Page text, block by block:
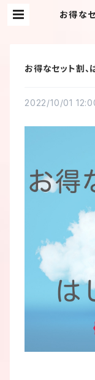
お得な
お得なセット割、
2022/10/01